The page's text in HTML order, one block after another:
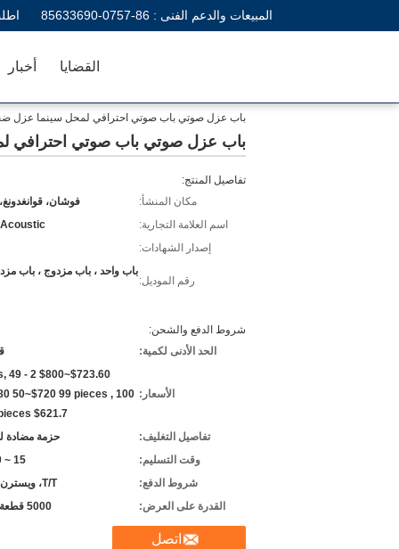
المبيعات والدعم الفنى : 86-0757-85633690
أخبار القضايا
باب عزل صوتي باب صوتي احترافي لمحل سينما عزل
باب عزل صوتي باب صوتي احترافي
تفاصيل المنتج:
مكان المنشأ:
فوشان،
اسم العلامة التجارية:
إصدار الشهادات:
رقم الموديل:
باب واحد ، باب مزدوج ، باب
شروط الدفع والشحن:
الحد الأدنى لكمية:
الأسعار: 50~$720 99 pieces , 100
$621.7
تفاصيل التغليف:
حزمة مضادة
وقت التسليم:
15 ~ 20 يومًا
شروط الدفع:
T/T، ويسترن يونيون
القدرة على العرض:
5000 قطعة شهريا
اتصل